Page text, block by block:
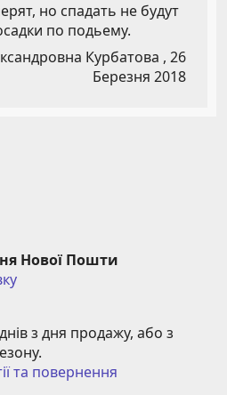
но спадать не будут
по подьему.
Курбатова , 26
Березня 2018
Нової Пошти
з дня продажу, або з
та повернення